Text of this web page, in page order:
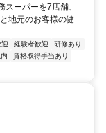
ーパーを7店舗、
地元のお客様の健
経験者歓迎
研修あり
資格取得手当あり